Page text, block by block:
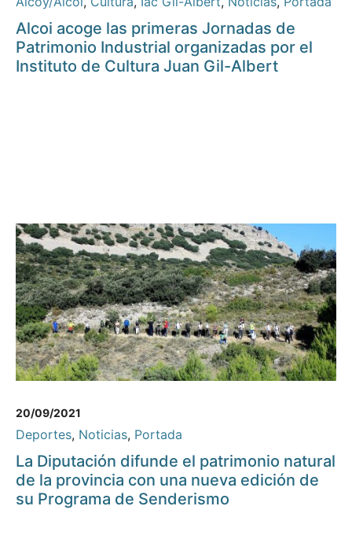
Alcoi acoge las primeras Jornadas de
Patrimonio Industrial organizadas por el
Instituto de Cultura Juan Gil-Albert
20/09/2021
Deportes, Noticias, Portada
La Diputación difunde el patrimonio natural
de la provincia con una nueva edición de
su Programa de Senderismo